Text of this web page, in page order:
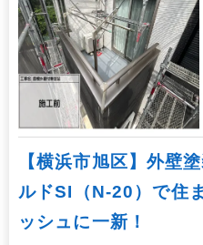
【横浜市旭区】外壁
ルドSI（N-20）で住
ッシュに一新！